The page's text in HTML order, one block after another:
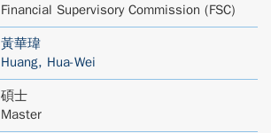
Financial Supervisory Commission (FSC)
黃華瑋
Huang, Hua-Wei
碩士
Master